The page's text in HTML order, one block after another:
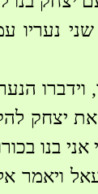
נעריו
וידברו
יצחק
בנו
ויאמר